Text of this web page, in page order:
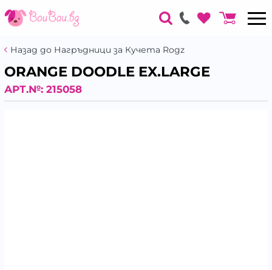
Назад до Нагръдници за Кучета Rogz
ORANGE DOODLE EX.LARGE
АРТ.№: 215058